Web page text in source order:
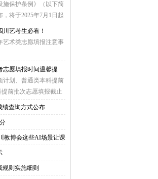
施保护条例》（以下简
将于2025年7月1日起
川艺考生必看！
艺术类志愿填报注意事
志愿填报时间温馨提
计划、普通类本科提前
前批次志愿填报截止
绩查询方式公布
教博会这些AI场景让课
规则实施细则